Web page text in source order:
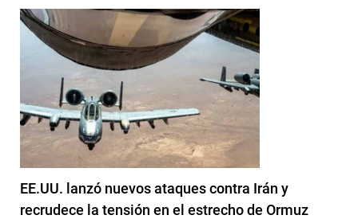
EE.UU. lanzó nuevos ataques contra Irán y
recrudece la tensión en el estrecho de Ormuz